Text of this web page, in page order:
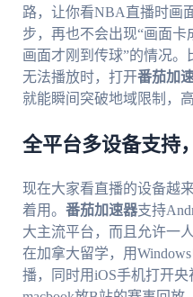
路，让你看NBA直播时画
步，再也不会出现“画面卡
画面才刚到传球”的情况
无法播放时，打开番茄加
就能瞬间突破地域限制，
全平台多设备支持
现在大家看直播的设备越
着用。 番茄加速器支持
大主流平台，而且允许一
在加拿大留学，用
播，同时用iOS手机打开